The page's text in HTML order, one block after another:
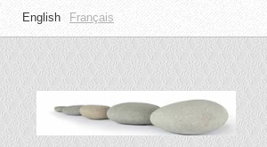
English Français